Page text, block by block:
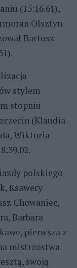
(15:16.61),
Olsztyn
Bartosz
stylem
stopniu
(Klaudia
Wiktoria
polskiego
Ksawery
Chowaniec,
Barbara
pierwsza z
mistrzostwa
swoją